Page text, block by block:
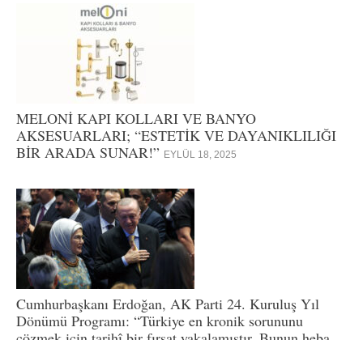
MELONİ KAPI KOLLARI VE BANYO
AKSESUARLARI; “ESTETİK VE DAYANIKLILIĞI
BİR ARADA SUNAR!” EYLÜL 18, 2025
Cumhurbaşkanı Erdoğan, AK Parti 24. Kuruluş Yıl
Dönümü Programı: “Türkiye en kronik sorununu